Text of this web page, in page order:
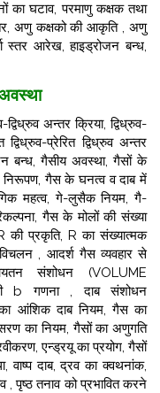
का घटाव, परमाणु कक्षक तथा
अणु कक्षको की आकृति , अणु
स्तर आरेख,हाइड्रोजन बन्ध,
अन्तर क्रिया, द्विध्रुव-
प्रेरित द्विध्रुव अन्तर
बन्ध, गैसीय अवस्था,गैसों के
निरूपण, गैस के घनत्व व दाब में
महत्व, गे-लुसैक नियम, गै-
गैस के मोलों की संख्या
की प्रकृति, R का संख्यात्मक
विचलन , आदर्श गैस व्यवहार से
संशोधन (VOLUME
b गणना , दाब संशोधन
आंशिक दाब नियम,गैस का
का नियम, गैसों का अणुगति
एन्ड्रयू का प्रयोग, गैसों
वाष्प दाब, द्रव का क्वथनांक,
, पृष्ठ तनाव को प्रभावित करने